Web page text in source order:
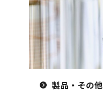
製品・その他